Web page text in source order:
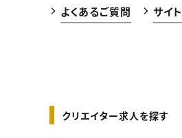
よくあるご質問 サイ
クリエイター求人を探す